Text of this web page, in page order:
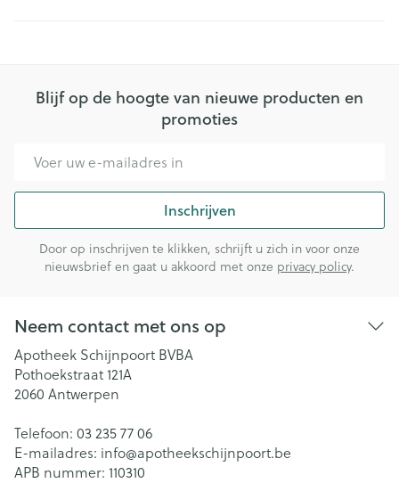
Blijf op de hoogte van nieuwe producten en
promoties
Inschrijven
Door op inschrijven te klikken, schrijft u zich in voor onze
nieuwsbrief en gaat u akkoord met onze privacy policy.
Neem contact met ons op
Apotheek Schijnpoort BVBA
Pothoekstraat 121A
2060 Antwerpen
Telefoon: 03 235 77 06
E-mailadres: info@apotheekschijnpoort.be
APB nummer: 110310